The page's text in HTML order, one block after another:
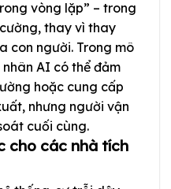
vòng lặp” – trong
thay vì thay
con người. Trong mô
AI có thể đảm
hoặc cung cấp
nhưng người vận
cuối cùng.
cho các nhà tích